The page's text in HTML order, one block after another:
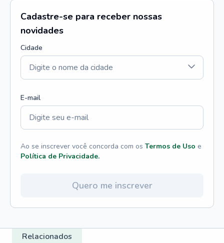
Cadastre-se para receber nossas
novidades
Cidade
E-mail
Ao se inscrever você concorda com os Termos de Uso e
Política de Privacidade.
Quero me inscrever
Relacionados